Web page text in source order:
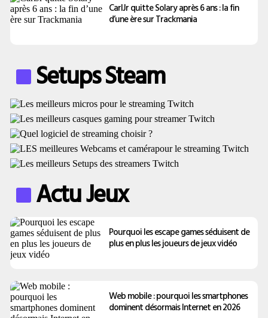
CarlJr quitte Solary après 6 ans : la fin
d’une ère sur Trackmania
Setups Steam
Actu Jeux
Pourquoi les escape games séduisent de
plus en plus les joueurs de jeux vidéo
Web mobile : pourquoi les smartphones
dominent désormais Internet en 2026